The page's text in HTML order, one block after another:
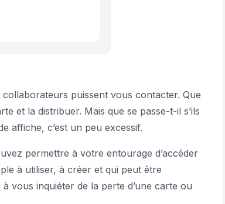
puissent vous contacter. Que
et la distribuer. Mais que se passe-t-il s’ils
affiche, c’est un peu excessif.
permettre à votre entourage d’accéder
à utiliser, à créer et qui peut être
vous inquiéter de la perte d’une carte ou